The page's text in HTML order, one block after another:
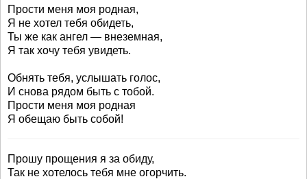
Прости меня моя родная,
Я не хотел тебя обидеть,
Ты же как ангел — внеземная,
Я так хочу тебя увидеть.
Обнять тебя, услышать голос,
И снова рядом быть с тобой.
Прости меня моя родная
Я обещаю быть собой!
Прошу прощения я за обиду,
Так не хотелось тебя мне огорчить.